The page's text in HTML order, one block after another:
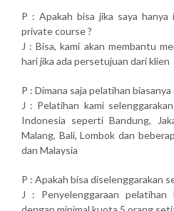
P : Apakah bisa jika saya
private course ?
J : Bisa, kami akan membantu
hari jika ada persetujuan dari klien
P : Dimana saja pelatihan
J : Pelatihan kami
Indonesia seperti Bandung,
Malang, Bali, Lombok dan
dan Malaysia
P : Apakah bisa diselenggarakan
J : Penyelenggaraan